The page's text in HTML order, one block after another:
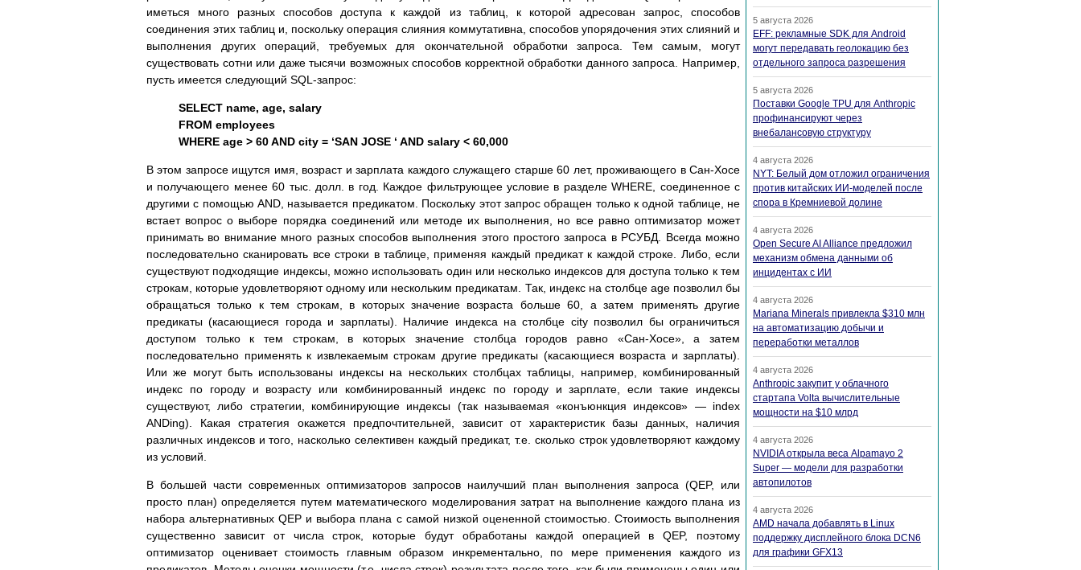
иметься много разных способов доступа к каждой из таблиц, к которой адресован запрос, способов
соединения этих таблиц и, поскольку операция слияния коммутативна, способов упорядочения этих слияний и
выполнения других операций, требуемых для окончательной обработки запроса. Тем самым, могут
существовать сотни или даже тысячи возможных способов корректной обработки данного запроса. Например,
пусть имеется следующий SQL-запрос:
SELECT name, age, salary
FROM employees
WHERE age > 60 AND city = ‘SAN JOSE ‘ AND salary < 60,000
В этом запросе ищутся имя, возраст и зарплата каждого служащего старше 60 лет, проживающего в Сан-Хосе
и получающего менее 60 тыс. долл. в год. Каждое фильтрующее условие в разделе WHERE, соединенное с
другими с помощью AND, называется предикатом. Поскольку этот запрос обращен только к одной таблице, не
встает вопрос о выборе порядка соединений или методе их выполнения, но все равно оптимизатор может
принимать во внимание много разных способов выполнения этого простого запроса в РСУБД. Всегда можно
последовательно сканировать все строки в таблице, применяя каждый предикат к каждой строке. Либо, если
существуют подходящие индексы, можно использовать один или несколько индексов для доступа только к тем
строкам, которые удовлетворяют одному или нескольким предикатам. Так, индекс на столбце age позволил бы
обращаться только к тем строкам, в которых значение возраста больше 60, а затем применять другие
предикаты (касающиеся города и зарплаты). Наличие индекса на столбце city позволил бы ограничиться
доступом только к тем строкам, в которых значение столбца городов равно «Сан-Хосе», а затем
последовательно применять к извлекаемым строкам другие предикаты (касающиеся возраста и зарплаты).
Или же могут быть использованы индексы на нескольких столбцах таблицы, например, комбинированный
индекс по городу и возрасту или комбинированный индекс по городу и зарплате, если такие индексы
существуют, либо стратегии, комбинирующие индексы (так называемая «конъюнкция индексов» — index
ANDing). Какая стратегия окажется предпочтительней, зависит от характеристик базы данных, наличия
различных индексов и того, насколько селективен каждый предикат, т.е. сколько строк удовлетворяют каждому
из условий.
В большей части современных оптимизаторов запросов наилучший план выполнения запроса (QEP, или
просто план) определяется путем математического моделирования затрат на выполнение каждого плана из
набора альтернативных QEP и выбора плана с самой низкой оцененной стоимостью. Стоимость выполнения
существенно зависит от числа строк, которые будут обработаны каждой операцией в QEP, поэтому
оптимизатор оценивает стоимость главным образом инкрементально, по мере применения каждого из
5 августа 2026
EFF: рекламные SDK для Android
могут передавать геолокацию без
отдельного запроса разрешения
5 августа 2026
Поставки Google TPU для Anthropic
профинансируют через
внебалансовую структуру
4 августа 2026
NYT: Белый дом отложил ограничения
против китайских ИИ-моделей после
спора в Кремниевой долине
4 августа 2026
Open Secure AI Alliance предложил
механизм обмена данными об
инцидентах с ИИ
4 августа 2026
Mariana Minerals привлекла $310 млн
на автоматизацию добычи и
переработки металлов
4 августа 2026
Anthropic закупит у облачного
стартапа Volta вычислительные
мощности на $10 млрд
4 августа 2026
NVIDIA открыла веса Alpamayo 2
Super — модели для разработки
автопилотов
4 августа 2026
AMD начала добавлять в Linux
поддержку дисплейного блока DCN6
для графики GFX13